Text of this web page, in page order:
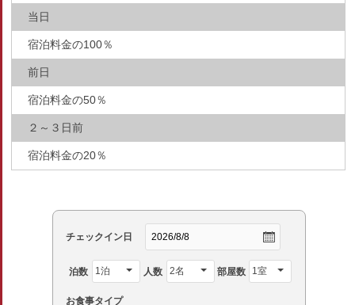
当日
宿泊料金の100％
前日
宿泊料金の50％
２～３日前
宿泊料金の20％
チェックイン日
泊数 人数 部屋数
お食事タイプ